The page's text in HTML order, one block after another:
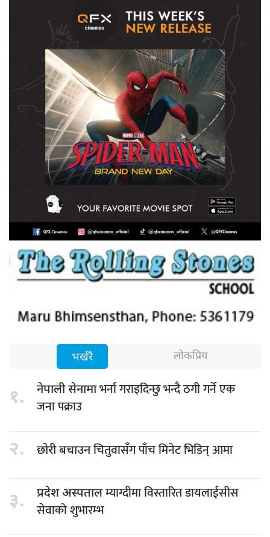
भर्खरै लोकप्रिय
१. नेपाली सेनामाभर्ना गराइदिन्छु भन्दै ठगी गर्ने एक
जना पक्राउ
२. छोरी बचाउनचितुवासँग पाँच मिनेट भिडिन् आमा
३. प्रदेश अस्पतालम्याग्दीमा विस्तारित डायलाईसीस
सेवाको शुभारम्भ